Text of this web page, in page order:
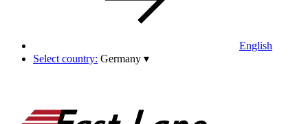
English
Select country: Germany ▾